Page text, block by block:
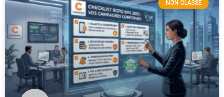
NON CLASSÉ